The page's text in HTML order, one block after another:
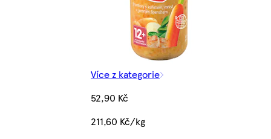
Více z kategorie
52,90 Kč
211,60 Kč/kg